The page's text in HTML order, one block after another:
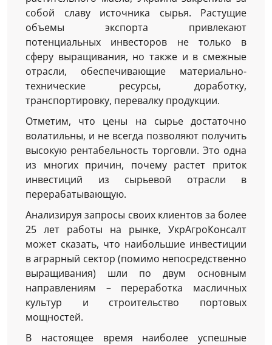
собой славу источника сырья. Растущие
объемы экспорта привлекают
потенциальных инвесторов не только в
сферу выращивания, но также и в смежные
отрасли, обеспечивающие материально-
технические ресурсы, доработку,
транспортировку, перевалку продукции.
Отметим, что цены на сырье достаточно
волатильны, и не всегда позволяют получить
высокую рентабельность торговли. Это одна
из многих причин, почему растет приток
инвестиций из сырьевой отрасли в
перерабатывающую.
Анализируя запросы своих клиентов за более
25 лет работы на рынке, УкрАгроКонсалт
может сказать, что наибольшие инвестиции
в аграрный сектор (помимо непосредственно
выращивания) шли по двум основным
направлениям – переработка масличных
культур и строительство портовых
мощностей.
В настоящее время наиболее успешные